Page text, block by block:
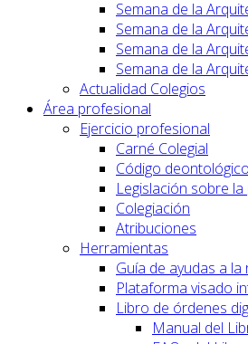
Semana de la
Semana de la
Semana de la
Semana de la
Actualidad Colegios
Área profesional
Ejercicio profesional
Carné Colegial
Código deontológico
Legislación sobre
Colegiación
Atribuciones
Herramientas
Guía de ayudas a
Plataforma visado
Libro de órdenes
Manual del